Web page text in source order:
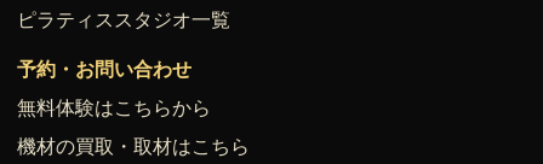
ピラティススタジオ一覧
予約・お問い合わせ
無料体験はこちらから
機材の買取・取材はこちら